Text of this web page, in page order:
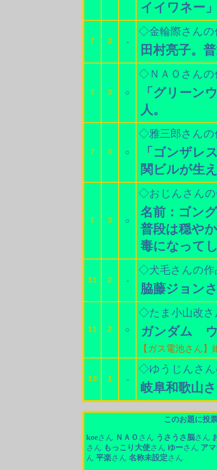
イイワネー
7 3 -
◇金輪際さんの
田村亮子。
7 3 ○
◇ＮＡＯさんの
「グリーン
人。
7 3 ○
◇雅三郎さんの
「ゴンザレ
関ビルが生
7 3 ○
◇おじんさんの
名前：ゴン
普段は穏や
毒になって
11 2 -
◇犬毛さんの作
脇藤ジョン
11 2 ○
◇たま小山改さ
ガンダム
【ガス電池さん
13 1 -
◇ゆうじんさん
岐阜和歌山
このお題に投
koeさん ＮＡＯ さん うさうさ脳さん
さん もっこり大使さん ゆーさん ア
ん 平楽さん 名称未設定さん